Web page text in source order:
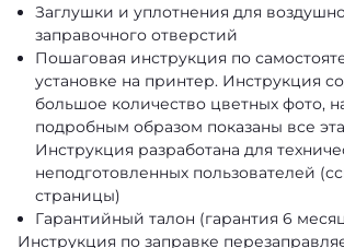
Заглушки и уплотнения для
заправочного отверстий
Пошаговая инструкция по
установке на принтер. Инструкция
большое количество цветных фото,
подробным образом показаны все
Инструкция разработана для
неподготовленных пользователей
страницы)
Гарантийный талон (гарантия 6
Инструкция по заправке